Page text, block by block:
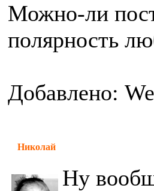
Можно-ли
полярность
Добавлено:
Николай
Ну